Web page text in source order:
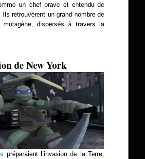
un chef brave et entendu de
Ils retrouvèrent un grand nombre de
mutagène, dispersés à travers la
de New York
préparaient l’invasion de la Terre,